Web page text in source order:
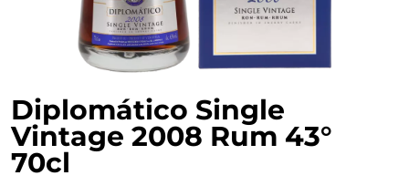
Diplomático Single
Vintage 2008 Rum 43°
70cl